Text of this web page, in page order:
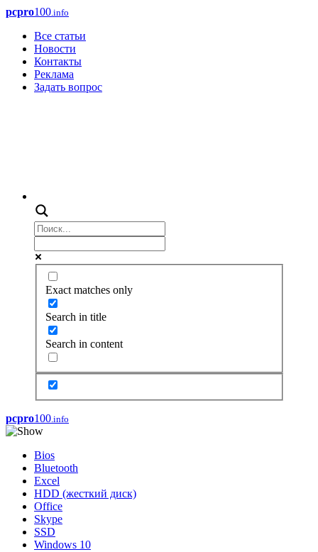
pcpro100.info
Все статьи
Новости
Контакты
Реклама
Задать вопрос
Exact matches only
Search in title
Search in content
pcpro100.info
Bios
Bluetooth
Excel
HDD (жесткий диск)
Office
Skype
SSD
Windows 10